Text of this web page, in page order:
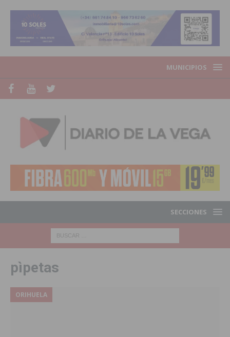
MUNICIPIOS
SECCIONES
pìpetas
ORIHUELA